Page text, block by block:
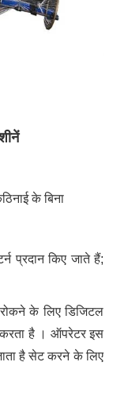
के बिना
प्रदान किए जाते हैं;
के लिए डिजिटल
है । ऑपरेटर इस
है सेट करने के लिए